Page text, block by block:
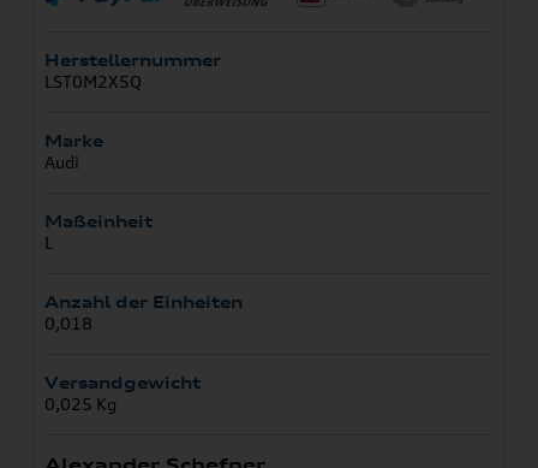
Herstellernummer
LST0M2X5Q
Marke
Audi
Maßeinheit
L
Anzahl der Einheiten
0,018
Versandgewicht
0,025 Kg